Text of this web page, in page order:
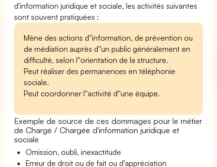
d'information juridique et sociale, les activités suivantes
sont souvent pratiquées :
Mène des actions d''information, de prévention ou
de médiation auprès d''un public généralement en
difficulté, selon l''orientation de la structure.
Peut réaliser des permanences en téléphonie
sociale.
Peut coordonner l''activité d''une équipe.
Exemple de source de ces dommages pour le métier
de Chargé / Chargée d'information juridique et
sociale
Omission, oubli, inexactitude
Erreur de droit ou de fait ou d'appréciation